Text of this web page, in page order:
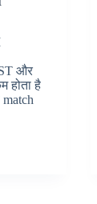
और
होता है